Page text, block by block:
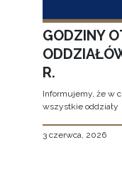
GODZINY
R.
Informujemy, że w
wszystkie oddziały
3 czerwca, 2026